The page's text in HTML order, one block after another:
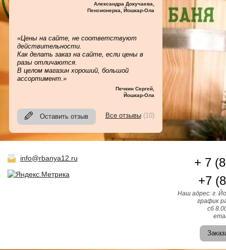
Александра Докучаева
Пенсионерка, Йошкар-Ола
«Цены на сайте, не соответствуют
действительности.
Как делать заказ на сайте, если цены в
разы отличаются.
В целом магазин хороший, большой
ассортимент.»
Печкин Сергей,
Йошкар-Ола
Оставить отзыв Все отзывы(10)
info@rbanya12.ru
+ 7
+7
Наш адрес: г.
график
сб